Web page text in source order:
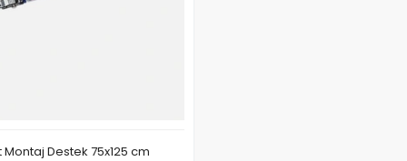
Destek 75x125 cm